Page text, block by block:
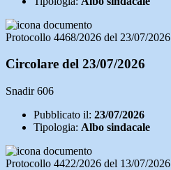
Protocollo 4468/2026 del 23/07/2026
Circolare del 23/07/2026
Snadir 606
Pubblicato il: 23/07/2026
Tipologia: Albo sindacale
Protocollo 4422/2026 del 13/07/2026